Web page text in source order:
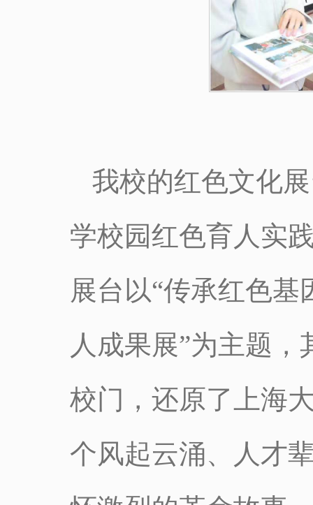
我校的红色文化
学校园红色育人实
展台以“传承红色
人成果展”为主题
校门，还原了上海
个风起云涌、人才